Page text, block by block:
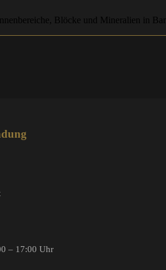
Blöcke und Mineralien in
– 17:00 Uhr